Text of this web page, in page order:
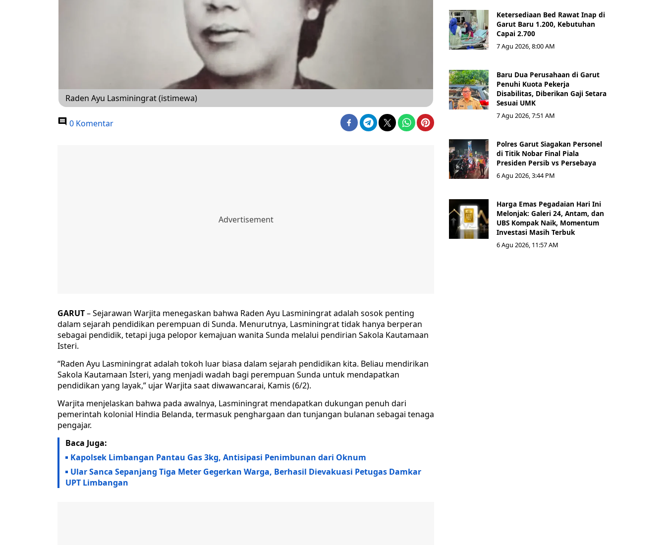
Raden Ayu Lasminingrat (istimewa)
0 Komentar
GARUT– Sejarawan Warjita menegaskan bahwa Raden Ayu Lasminingrat adalah sosok penting
dalam sejarah pendidikan perempuan di Sunda. Menurutnya, Lasminingrat tidak hanya berperan
sebagai pendidik, tetapi juga pelopor kemajuan wanita Sunda melalui pendirian Sakola Kautamaan
Isteri.
“Raden Ayu Lasminingrat adalah tokoh luar biasa dalam sejarah pendidikan kita. Beliau mendirikan
Sakola Kautamaan Isteri, yang menjadi wadah bagi perempuan Sunda untuk mendapatkan
pendidikan yang layak,” ujar Warjita saat diwawancarai, Kamis (6/2).
Warjita menjelaskan bahwa pada awalnya, Lasminingrat mendapatkan dukungan penuh dari
pemerintah kolonial Hindia Belanda, termasuk penghargaan dan tunjangan bulanan sebagai tenaga
pengajar.
Baca Juga:
Kapolsek Limbangan Pantau Gas 3kg, Antisipasi Penimbunan dari Oknum
Ular Sanca Sepanjang Tiga Meter Gegerkan Warga, Berhasil Dievakuasi Petugas Damkar
UPT Limbangan
Ketersediaan Bed Rawat Inap di
Garut Baru 1.200, Kebutuhan
Capai 2.700
7 Agu 2026, 8:00 AM
Baru Dua Perusahaan di Garut
Penuhi Kuota Pekerja
Disabilitas, Diberikan Gaji Setara
Sesuai UMK
7 Agu 2026, 7:51 AM
Polres Garut Siagakan Personel
di Titik Nobar Final Piala
Presiden Persib vs Persebaya
6 Agu 2026, 3:44 PM
Harga Emas Pegadaian Hari Ini
Melonjak: Galeri 24, Antam, dan
UBS Kompak Naik, Momentum
Investasi Masih Terbuk
6 Agu 2026, 11:57 AM